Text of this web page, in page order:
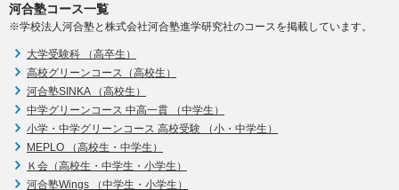
河合塾コース一覧
※学校法人河合塾と株式会社河合塾進学研究社のコースを掲載しています。
大学受験科 （高卒生）
高校グリーンコース（高校生）
河合塾SINKA （高校生）
中学グリーンコース 中高一貫 （中学生）
小学・中学グリーンコース 高校受験 （小・中学生）
MEPLO （高校生・中学生）
Ｋ会（高校生・中学生・小学生）
河合塾Wings （中学生・小学生）